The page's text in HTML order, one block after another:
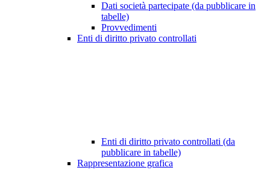
Dati società partecipate (da pubblicare in
tabelle)
Provvedimenti
Enti di diritto privato controllati
Enti di diritto privato controllati (da
pubblicare in tabelle)
Rappresentazione grafica